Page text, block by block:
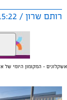
רותם שרון / 15:22 29.07.26
תגים:משטרת
אשקלונים - המקומון היומי של